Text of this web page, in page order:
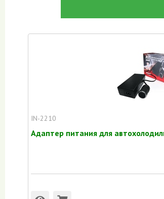
IN-2210
Адаптер питания для